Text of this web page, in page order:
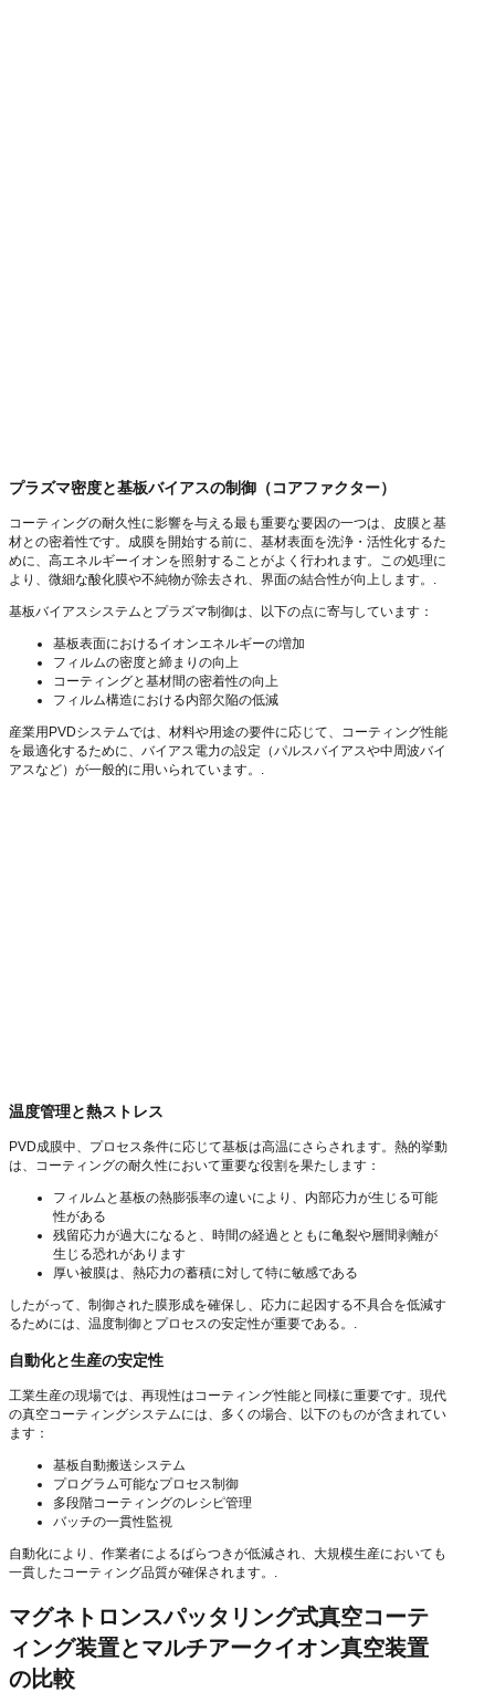
プラズマ密度と基板バイアスの制御（コアファクター）
コーティングの耐久性に影響を与える最も重要な要因の一つは、皮膜と基
材との密着性です。成膜を開始する前に、基材表面を洗浄・活性化するた
めに、高エネルギーイオンを照射することがよく行われます。この処理に
より、微細な酸化膜や不純物が除去され、界面の結合性が向上します。.
基板バイアスシステムとプラズマ制御は、以下の点に寄与しています：
基板表面におけるイオンエネルギーの増加
フィルムの密度と締まりの向上
コーティングと基材間の密着性の向上
フィルム構造における内部欠陥の低減
産業用PVDシステムでは、材料や用途の要件に応じて、コーティング性能
を最適化するために、バイアス電力の設定（パルスバイアスや中周波バイ
アスなど）が一般的に用いられています。.
温度管理と熱ストレス
PVD成膜中、プロセス条件に応じて基板は高温にさらされます。熱的挙動
は、コーティングの耐久性において重要な役割を果たします：
フィルムと基板の熱膨張率の違いにより、内部応力が生じる可能
性がある
残留応力が過大になると、時間の経過とともに亀裂や層間剥離が
生じる恐れがあります
厚い被膜は、熱応力の蓄積に対して特に敏感である
したがって、制御された膜形成を確保し、応力に起因する不具合を低減す
るためには、温度制御とプロセスの安定性が重要である。.
自動化と生産の安定性
工業生産の現場では、再現性はコーティング性能と同様に重要です。現代
の真空コーティングシステムには、多くの場合、以下のものが含まれてい
ます：
基板自動搬送システム
プログラム可能なプロセス制御
多段階コーティングのレシピ管理
バッチの一貫性監視
自動化により、作業者によるばらつきが低減され、大規模生産においても
一貫したコーティング品質が確保されます。.
マグネトロンスパッタリング式真空コーテ
ィング装置とマルチアークイオン真空装置
の比較